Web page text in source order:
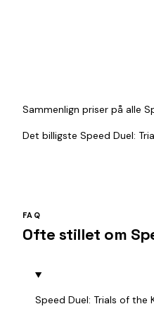
Sammenlign priser på alle
Det billigste Speed Duel:
FAQ
Ofte stillet om
Speed Duel: Trials of